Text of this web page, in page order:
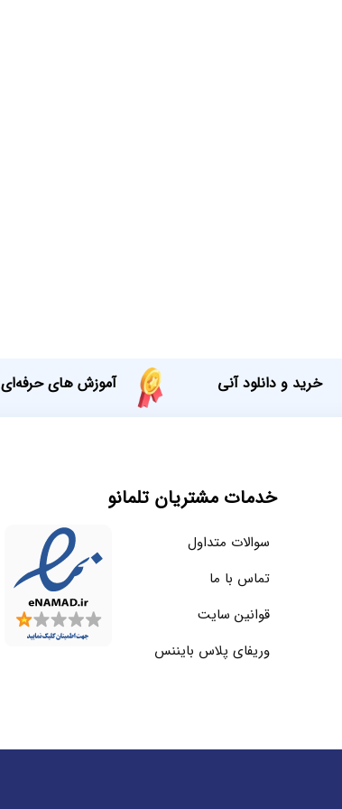
خرید و دانلود آنی آموزش های حرفه‌ای
خدمات مشتریان تلمانو
سوالات متداول
تماس با ما
قوانین سایت
وریفای پلاس بایننس